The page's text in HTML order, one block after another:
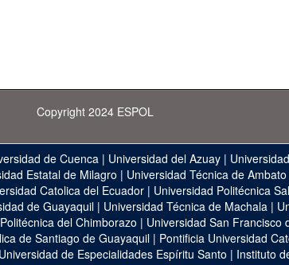
Copyright 2024 ESPOL
de Cuenca | Universidad del Azuay |
Estatal de Milagro | Universidad Técnica de Ambato
Catolica del Ecuador| Universidad Politécnica
de Guayaquil | Universidad Técnica de Machala |
del Chimborazo | Universidad San Francisco
de Santiago de Guayaquil | Pontificia Universidad
Universidad de Especialidades Espíritu Santo | Instituto